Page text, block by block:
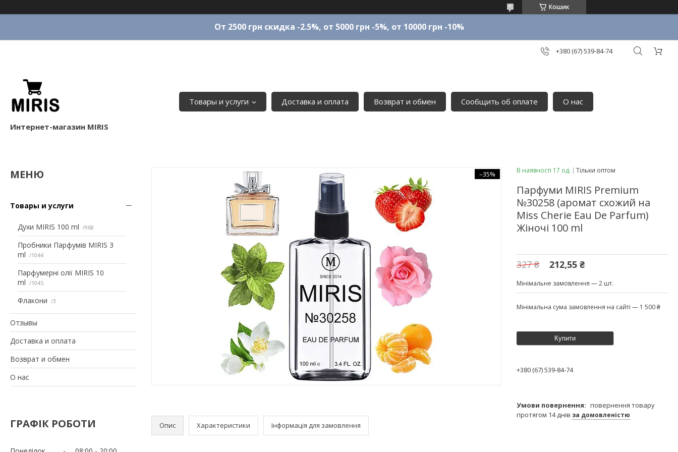
Кошик
От 2500 грн скидка -2.5%, от 5000 грн -5%, от 10000 грн -10%
+380 (67) 539-84-74
Интернет-магазин MIRIS
Товары и услуги Доставка и оплата Возврат и обмен Сообщить об оплате О нас
Товары и услуги
Духи MIRIS 100 ml 968
Пробники Парфумів MIRIS 3
ml
1044
Парфумерні олії MIRIS 10
ml
1045
Флакони 3
Отзывы
Доставка и оплата
Возврат и обмен
О нас
ГРАФІК РОБОТИ
–35%
Опис Характеристики Інформація для замовлення
В наявності 17 од. Тільки оптом
Парфуми MIRIS Premium
№30258 (аромат схожий на
Miss Cherie Eau De Parfum)
Жіночі 100 ml
327 ₴ 212,55 ₴
Мінімальне замовлення — 2 шт.
Мінімальна сума замовлення на сайті — 1 500 ₴
Купити
+380 (67) 539-84-74
повернення товару
протягом 14 днів за домовленістю